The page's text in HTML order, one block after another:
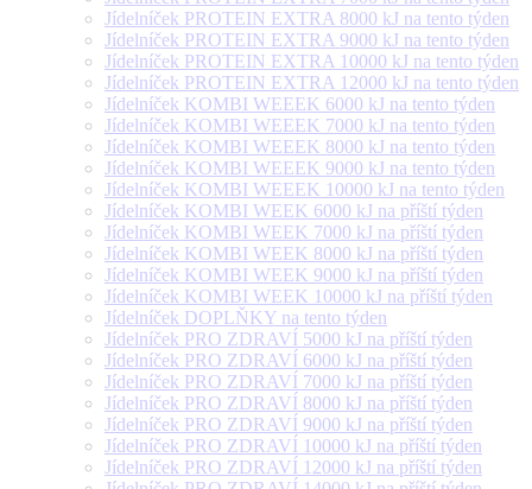
Jídelníček PROTEIN EXTRA 8000 kJ na tento týden
Jídelníček PROTEIN EXTRA 9000 kJ na tento týden
Jídelníček PROTEIN EXTRA 10000 kJ na tento týden
Jídelníček PROTEIN EXTRA 12000 kJ na tento týden
Jídelníček KOMBI WEEEK 6000 kJ na tento týden
Jídelníček KOMBI WEEEK 7000 kJ na tento týden
Jídelníček KOMBI WEEEK 8000 kJ na tento týden
Jídelníček KOMBI WEEEK 9000 kJ na tento týden
Jídelníček KOMBI WEEEK 10000 kJ na tento týden
Jídelníček KOMBI WEEK 6000 kJ na příští týden
Jídelníček KOMBI WEEK 7000 kJ na příští týden
Jídelníček KOMBI WEEK 8000 kJ na příští týden
Jídelníček KOMBI WEEK 9000 kJ na příští týden
Jídelníček KOMBI WEEK 10000 kJ na příští týden
Jídelníček DOPLŇKY na tento týden
Jídelníček PRO ZDRAVÍ 5000 kJ na příští týden
Jídelníček PRO ZDRAVÍ 6000 kJ na příští týden
Jídelníček PRO ZDRAVÍ 7000 kJ na příští týden
Jídelníček PRO ZDRAVÍ 8000 kJ na příští týden
Jídelníček PRO ZDRAVÍ 9000 kJ na příští týden
Jídelníček PRO ZDRAVÍ 10000 kJ na příští týden
Jídelníček PRO ZDRAVÍ 12000 kJ na příští týden